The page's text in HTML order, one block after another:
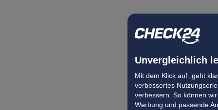
Unvergleichlich
Mit dem Klick auf „geht
verbessertes
verbessern. So können
Werbung und passende